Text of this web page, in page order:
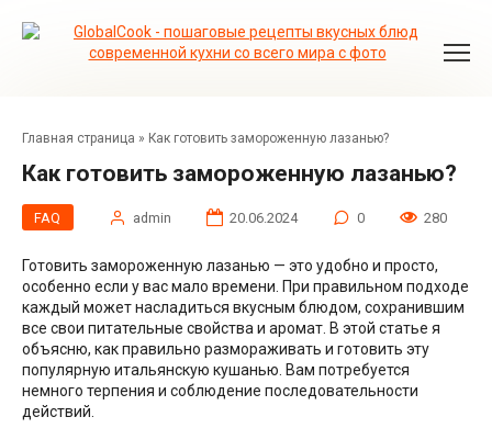
Главная страница » Как готовить замороженную лазанью?
Как готовить замороженную лазанью?
FAQ admin 20.06.2024 0 280
Готовить замороженную лазанью — это удобно и просто,
особенно если у вас мало времени. При правильном подходе
каждый может насладиться вкусным блюдом, сохранившим
все свои питательные свойства и аромат. В этой статье я
объясню, как правильно размораживать и готовить эту
популярную итальянскую кушанью. Вам потребуется
немного терпения и соблюдение последовательности
действий.